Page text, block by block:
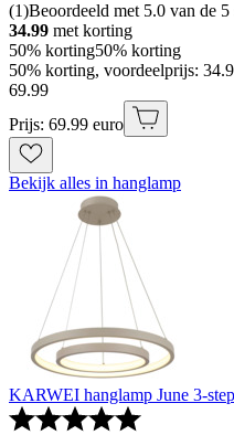
(1)Beoordeeld met 5.0 van de
34.99 met korting
50% korting50% korting
50% korting, voordeelprijs:
69.99
Prijs: 69.99 euro
Bekijk alles in hanglamp
KARWEI hanglamp June 3-